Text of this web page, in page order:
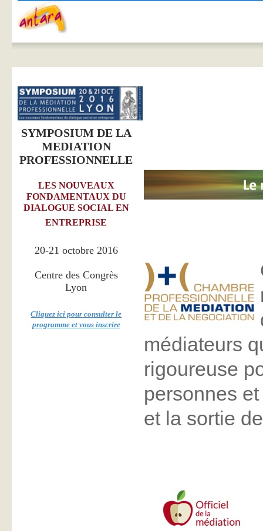
SYMPOSIUM DE LA
MEDIATION
PROFESSIONNELLE
LES NOUVEAUX
FONDAMENTAUX DU
DIALOGUE SOCIAL EN
ENTREPRISE
20-21 octobre 2016
Centre des Congrès
Lyon
Cliquez ici pour consulter le
programme et vous inscrire
médiateurs
rigoureuse
personnes
et la sortie